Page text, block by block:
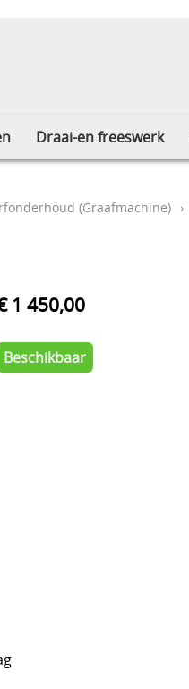
Draai-en freeswerk
(Graafmachine) ›
1 450,00
Beschikbaar